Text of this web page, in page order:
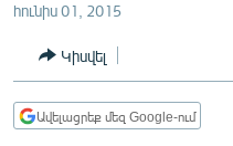
ԻՐԱՎՈՒՆՔ
ՀԱՍԱՐԱԿՈՒԹՅՈՒՆ
ՏՆՏԵՍՈՒԹՅՈՒՆ
հունիս 01, 2015
Կիսվել
Ավելացրեք մեզ Google-ում